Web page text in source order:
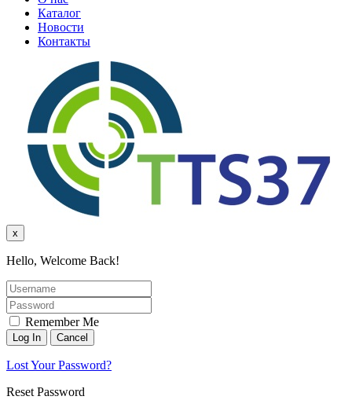
Каталог
Новости
Контакты
x
Hello, Welcome Back!
Remember Me
Lost Your Password?
Reset Password